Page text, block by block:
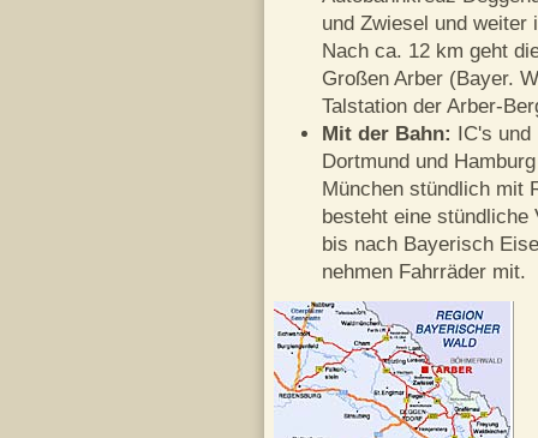
und Zwiesel und
Nach ca. 12 km geht
Großen Arber (Bayer.
Talstation der Arber-
Mit der Bahn: IC's und
Dortmund und
München stündlich mit
besteht eine stündliche
bis nach Bayerisch
nehmen Fahrräder mit.